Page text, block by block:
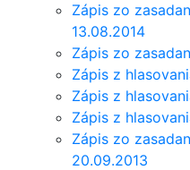
Zápis zo
13.08.2014
Zápis zo
Zápis z
Zápis z
Zápis z
Zápis zo
20.09.2013